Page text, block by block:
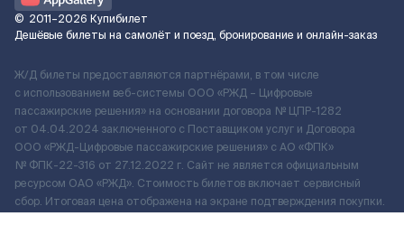
© 2011–2026 Купибилет
Дешёвые билеты на самолёт и поезд, бронирование и онлайн-заказ
Ж/Д билеты предоставляются партнёрами, в том числе
с использованием веб-системы ООО «РЖД – Цифровые
пассажирские решения» на основании договора № ЦПР-1282
от 04.04.2024 заключенного с Поставщиком услуг и Договора
ООО «РЖД-Цифровые пассажирские решения» c АО «ФПК»
№ ФПК-22-316 от 27.12.2022 г. Сайт не является официальным
ресурсом ОАО «РЖД». Стоимость билетов включает сервисный
сбор. Итоговая цена отображена на экране подтверждения покупки.